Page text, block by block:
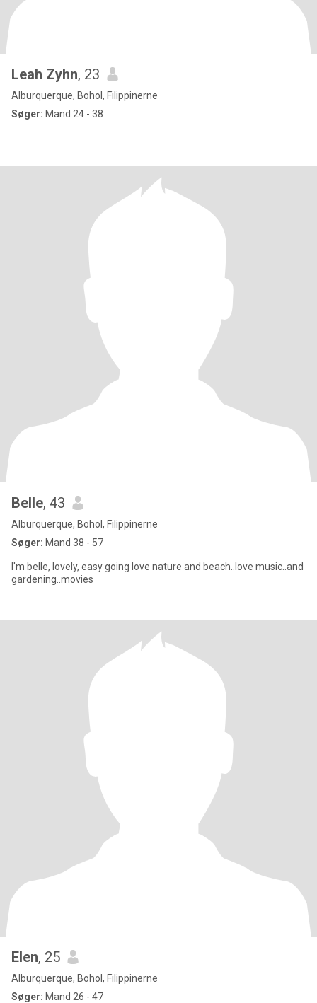
Leah Zyhn, 23
Alburquerque, Bohol, Filippinerne
Søger: Mand 24 - 38
Belle, 43
Alburquerque, Bohol, Filippinerne
Søger: Mand 38 - 57
I'm belle, lovely, easy going love nature and beach..love music..and
gardening..movies
Elen, 25
Alburquerque, Bohol, Filippinerne
Søger: Mand 26 - 47